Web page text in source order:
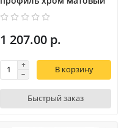
1 207.00 р.
В корзину
Быстрый заказ